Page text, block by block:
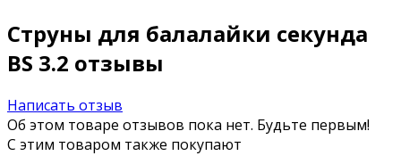
Струны для балалайки секунда
BS 3.2 отзывы
Написать отзыв
Об этом товаре отзывов пока нет. Будьте первым!
С этим товаром также покупают